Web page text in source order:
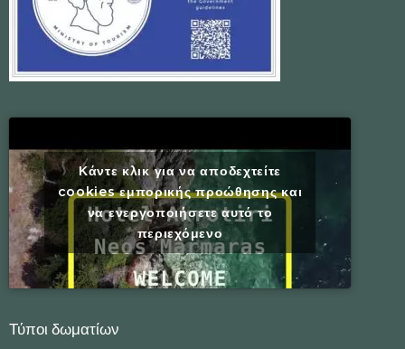
Κάντε κλικ για να αποδεχτείτε
cookies εμπορικής προώθησης και
να ενεργοποιήσετε αυτό το
περιεχόμενο
Τύποι δωματίων